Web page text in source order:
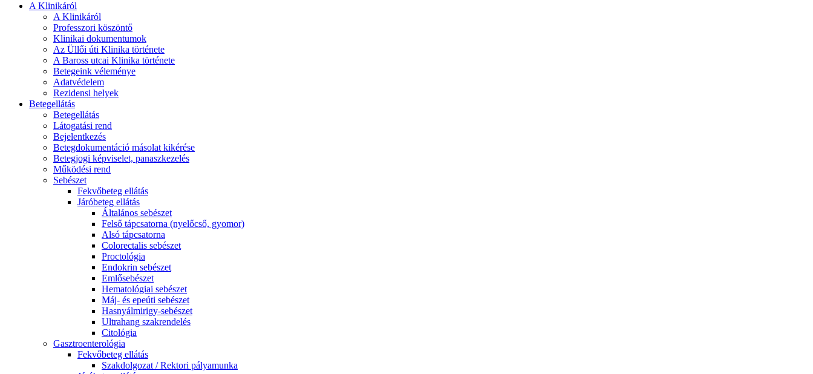
A Klinikáról
A Klinikáról
Professzori köszöntő
Klinikai dokumentumok
Az Üllői úti Klinika története
A Baross utcai Klinika története
Betegeink véleménye
Adatvédelem
Rezidensi helyek
Betegellátás
Betegellátás
Látogatási rend
Bejelentkezés
Betegdokumentáció másolat kikérése
Betegjogi képviselet, panaszkezelés
Működési rend
Sebészet
Fekvőbeteg ellátás
Járóbeteg ellátás
Általános sebészet
Felső tápcsatorna (nyelőcső, gyomor)
Alsó tápcsatorna
Colorectalis sebészet
Proctológia
Endokrin sebészet
Emlősebészet
Hematológiai sebészet
Máj- és epeúti sebészet
Hasnyálmirigy-sebészet
Ultrahang szakrendelés
Citológia
Gasztroenterológia
Fekvőbeteg ellátás
Szakdolgozat / Rektori pályamunka